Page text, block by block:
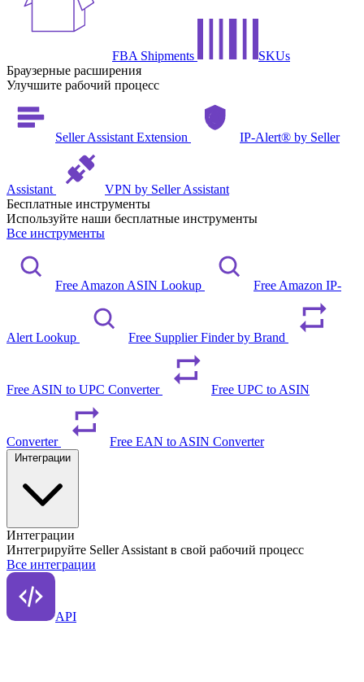
FBA Shipments
SKUs
Браузерные расширения
Улучшите рабочий процесс
Seller Assistant Extension IP-Alert® by Seller
Assistant
VPN by Seller Assistant
Бесплатные инструменты
Используйте наши бесплатные инструменты
Все инструменты
Free Amazon ASIN Lookup Free Amazon IP-
Alert Lookup Free Supplier Finder by Brand
Free ASIN to UPC Converter Free UPC to ASIN
Converter Free EAN to ASIN Converter
Интеграции
Интегрируйте Seller Assistant в свой рабочий процесс
Все интеграции
API